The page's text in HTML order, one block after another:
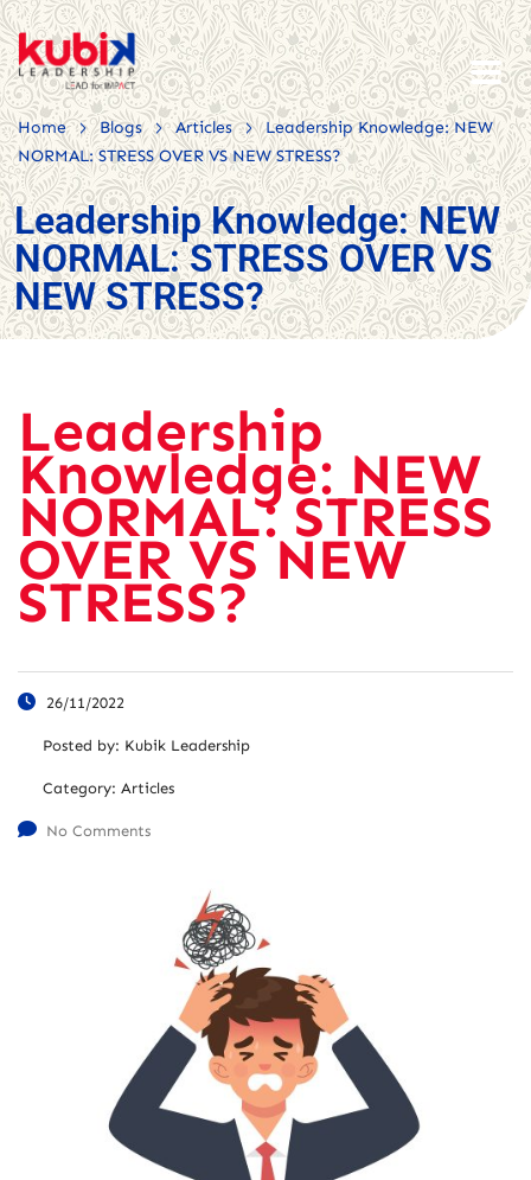
Home > Blogs > Articles >
Leadership Knowledge: NEW
NORMAL: STRESS OVER VS NEW STRESS?
Leadership Knowledge: NEW
NORMAL: STRESS OVER VS
NEW STRESS?
Leadership
Knowledge: NEW
NORMAL: STRESS
OVER VS NEW
STRESS?
26/11/2022
Posted by: Kubik Leadership
Category: Articles
No Comments